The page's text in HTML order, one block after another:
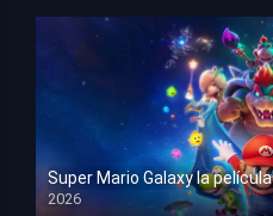
Super Mario Galaxy la película
2026
HD 1080p